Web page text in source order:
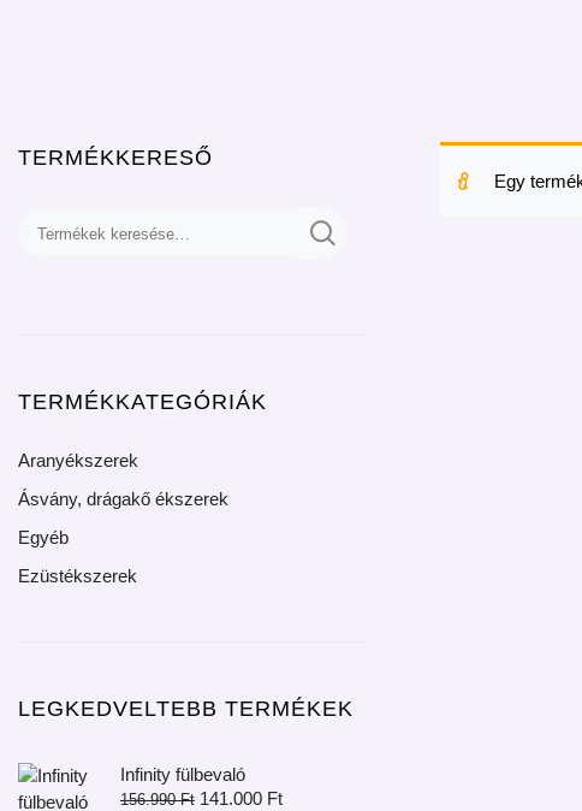
Egy
TERMÉKKERESŐ
TERMÉKKATEGÓRIÁK
Aranyékszerek
Ásvány, drágakő ékszerek
Egyéb
Ezüstékszerek
LEGKEDVELTEBB TERMÉKEK
Infinity fülbevaló
156.990Ft 141.000 Ft